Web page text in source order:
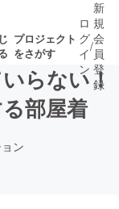
プロジェクト
をさがす
ロ
グ
イ
ン
/
新
規
会
員
登
録
らない！
部屋着
ン